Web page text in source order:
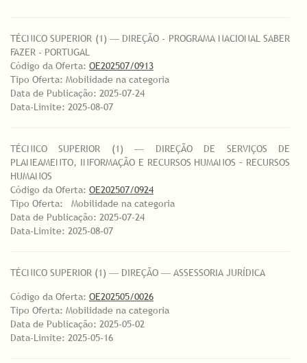
TÉCNICO SUPERIOR (1) ― DIREÇÃO - PROGRAMA NACIONAL SABER
FAZER - PORTUGAL
Código da Oferta: OE202507/0913
Tipo Oferta: Mobilidade na categoria
Data de Publicação: 2025-07-24
Data-Limite: 2025-08-07
TÉCNICO SUPERIOR (1) ― DIREÇÃO DE SERVIÇOS DE
PLANEAMENTO, INFORMAÇÃO E RECURSOS HUMANOS – RECURSOS
HUMANOS
Código da Oferta: OE202507/0924
Tipo Oferta: Mobilidade na categoria
Data de Publicação: 2025-07-24
Data-Limite: 2025-08-07
TÉCNICO SUPERIOR (1) ― DIREÇÃO ― ASSESSORIA JURÍDICA
Código da Oferta: OE202505/0026
Tipo Oferta: Mobilidade na categoria
Data de Publicação: 2025-05-02
Data-Limite: 2025-05-16